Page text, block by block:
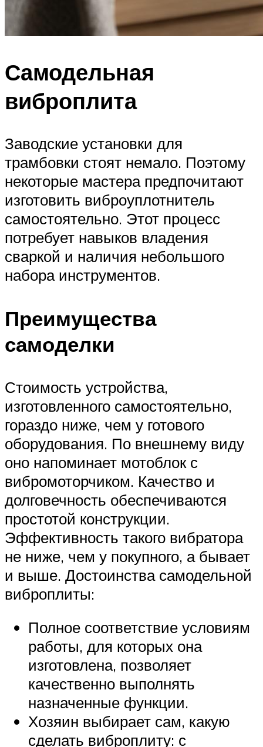
Самодельная
виброплита
Заводские установки для
трамбовки стоят немало. Поэтому
некоторые мастера предпочитают
изготовить виброуплотнитель
самостоятельно. Этот процесс
потребует навыков владения
сваркой и наличия небольшого
набора инструментов.
Преимущества
самоделки
Стоимость устройства,
изготовленного самостоятельно,
гораздо ниже, чем у готового
оборудования. По внешнему виду
оно напоминает мотоблок с
вибромоторчиком. Качество и
долговечность обеспечиваются
простотой конструкции.
Эффективность такого вибратора
не ниже, чем у покупного, а бывает
и выше. Достоинства самодельной
виброплиты:
Полное соответствие условиям
работы, для которых она
изготовлена, позволяет
качественно выполнять
назначенные функции.
Хозяин выбирает сам, какую
сделать виброплиту: с